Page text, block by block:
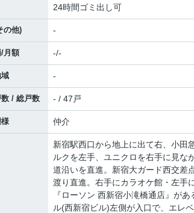
24時間ゴミ出し可
の他) -
月額 -/-
-
/ 総戸数 - / 47戸
仲介
新宿駅西口から地上に出て右、小田
ルクを左手、ユニクロを右手に見な
道沿いを直進。新宿大ガード西交差
渡り直進。右手にカラオケ館・左手
『ローソン 西新宿小滝橋通店』があ
ル(西新宿ビル)左側が入口で、エレ